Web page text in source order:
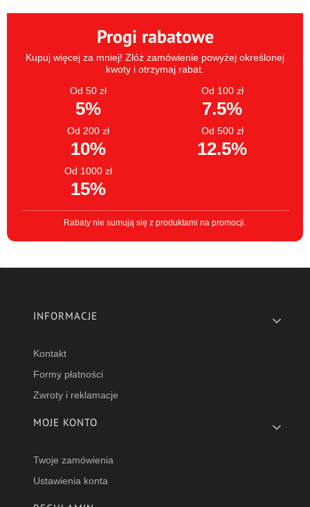
Progi rabatowe
Kupuj więcej za mniej! Złóż zamówienie powyżej określonej
kwoty i otrzymaj rabat.
Od 50 zł
5%
Od 100 zł
7.5%
Od 200 zł
10%
Od 500 zł
12.5%
Od 1000 zł
15%
Rabaty nie sumują się z produktami na promocji.
Linki w stopce
INFORMACJE
Kontakt
Formy płatności
Zwroty i reklamacje
MOJE KONTO
Twoje zamówienia
Ustawienia konta